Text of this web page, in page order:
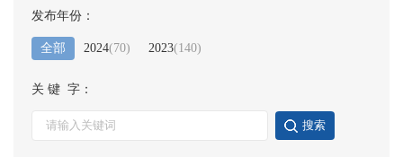
发布年份：
全部 2024(70) 2023(140)
关 键 字：
搜索